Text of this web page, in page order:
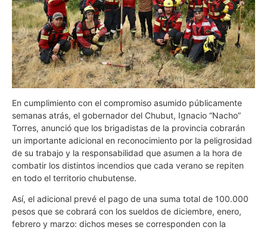
En cumplimiento con el compromiso asumido públicamente
semanas atrás, el gobernador del Chubut, Ignacio “Nacho”
Torres, anunció que los brigadistas de la provincia cobrarán
un importante adicional en reconocimiento por la peligrosidad
de su trabajo y la responsabilidad que asumen a la hora de
combatir los distintos incendios que cada verano se repiten
en todo el territorio chubutense.
Así, el adicional prevé el pago de una suma total de 100.000
pesos que se cobrará con los sueldos de diciembre, enero,
febrero y marzo: dichos meses se corresponden con la